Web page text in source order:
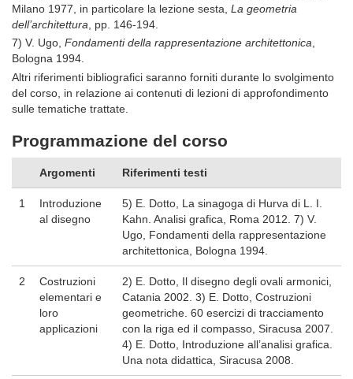
Milano 1977, in particolare la lezione sesta, La geometria
dell’architettura , pp. 146-194.
7) V. Ugo, Fondamenti della rappresentazione architettonica
Bologna 1994.
Altri riferimenti bibliografici saranno forniti durante lo svolgimento
del corso, in relazione ai contenuti di lezioni di approfondimento
sulle tematiche trattate.
Programmazione del corso
Argomenti Riferimenti testi
1
Introduzione
al disegno
5) E. Dotto, La sinagoga di Hurva di L. I.
Kahn. Analisi grafica, Roma 2012. 7) V.
Ugo, Fondamenti della rappresentazione
architettonica, Bologna 1994.
2
Costruzioni
elementari e
loro
applicazioni
2) E. Dotto, Il disegno degli ovali armonici,
Catania 2002. 3) E. Dotto, Costruzioni
geometriche. 60 esercizi di tracciamento
con la riga ed il compasso, Siracusa 2007.
4) E. Dotto, Introduzione all’analisi grafica.
Una nota didattica, Siracusa 2008.